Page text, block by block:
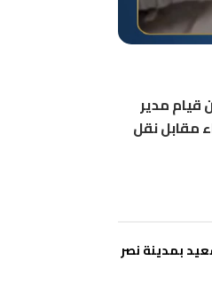
قيام مدير
مقابل نقل
بمدينة نصر